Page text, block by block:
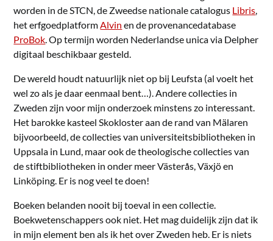
worden in de STCN, de Zweedse nationale catalogus Libris
het erfgoedplatform Alvin en de provenancedatabase
ProBok . Op termijn worden Nederlandse unica via Delpher
digitaal beschikbaar gesteld.
De wereld houdt natuurlijk niet op bij Leufsta (al voelt het
wel zo als je daar eenmaal bent…). Andere collecties in
Zweden zijn voor mijn onderzoek minstens zo interessant.
Het barokke kasteel Skokloster aan de rand van Mälaren
bijvoorbeeld, de collecties van universiteitsbibliotheken in
Uppsala in Lund, maar ook de theologische collecties van
de stiftbibliotheken in onder meer Västerås, Växjö en
Linköping. Er is nog veel te doen!
Boeken belanden nooit bij toeval in een collectie.
Boekwetenschappers ook niet. Het mag duidelijk zijn dat ik
in mijn element ben als ik het over Zweden heb. Er is niets